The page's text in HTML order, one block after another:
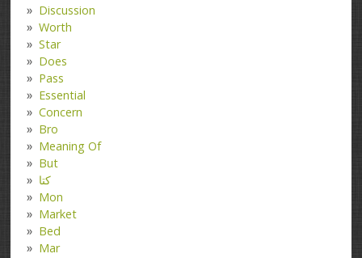
Discussion
Worth
Star
Does
Pass
Essential
Concern
Bro
Meaning Of
But
کتا
Mon
Market
Bed
Mar